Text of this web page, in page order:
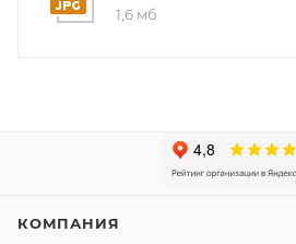
1,6 мб
КОМПАНИЯ